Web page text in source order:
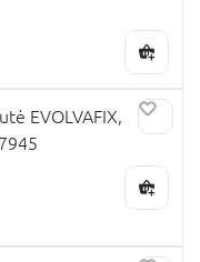
EVOLVAFIX,